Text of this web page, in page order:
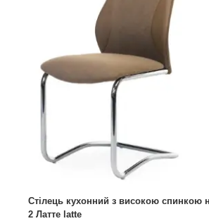
Стілець кухонний з високою спинкою
2 Латте latte